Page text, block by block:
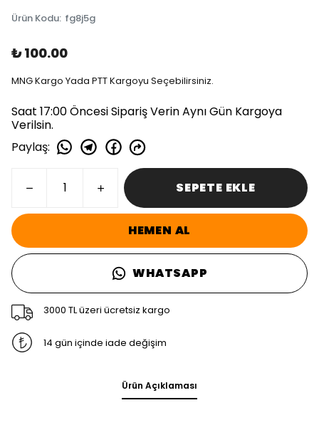
Ürün Kodu: fg8j5g
₺ 100.00
MNG Kargo Yada PTT Kargoyu Seçebilirsiniz.
Saat 17:00 Öncesi Sipariş Verin Aynı Gün Kargoya
Verilsin.
Paylaş:
SEPETE EKLE
HEMEN AL
WHATSAPP
3000 TL üzeri ücretsiz kargo
14 gün içinde iade değişim
Ürün Açıklaması